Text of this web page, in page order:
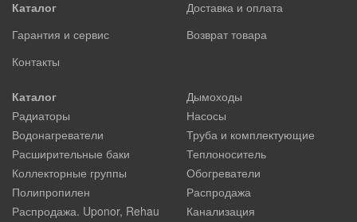
Каталог
Доставка и оплата
Гарантия и сервис
Возврат товара
Контакты
Каталог
Дымоходы
Радиаторы
Насосы
Водонагреватели
Труба и комплектующие
Расширительные баки
Теплоноситель
Коллекторные группы
Обогреватели
Полипропилен
Распродажа
Распродажа. Uponor, Rehau
Канализация